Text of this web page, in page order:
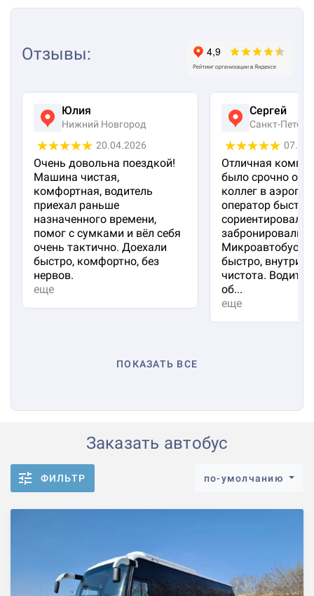
Отзывы:
Юлия
Нижний Новгород
20.04.2026
Очень довольна поездкой!
Машина чистая,
комфортная, водитель
приехал раньше
назначенного времени,
помог с сумками и вёл себя
очень тактично. Доехали
быстро, комфортно, без
нервов.
еще
Сергей
Санкт-
Отличная
было срочно
коллег в
оператор быстро
сориентировал и
забронировали
Микроавтобус
быстро, внутри
чистота.
об...
еще
ПОКАЗАТЬ ВСЕ
Заказать автобус
ФИЛЬТР по-умолчанию